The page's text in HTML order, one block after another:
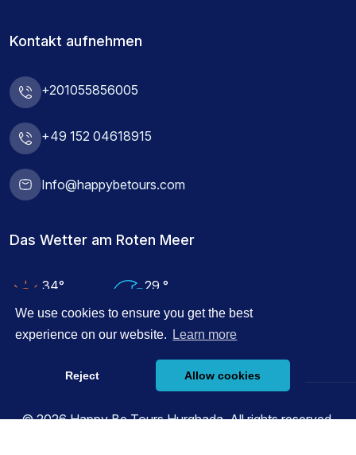
We use cookies to ensure you get the best
experience on our website.
Learn more
Reject Allow cookies
Kontakt aufnehmen
+201055856005
+49 152 04618915
Info@happybetours.com
Das Wetter am Roten Meer
34°
Lufttemperatur
29 °
Wassertemperatur
© 2026 Happy Be Tours Hurghada, All rights reserved.